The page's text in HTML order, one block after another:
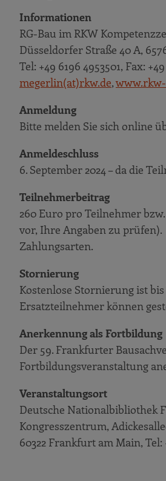
Informationen
RG-Bau im RKW
Düsseldorfer Straße 40 A,
Tel: +49 6196 4953501, Fax:
megerlin(at)rkw.de,
Anmeldung
Bitte melden Sie sich online
Anmeldeschluss
6. September 2024 – da die
Teilnehmerbeitrag
260 Euro pro Teilnehmer
vor, Ihre Angaben zu
Zahlungsarten.
Stornierung
Kostenlose Stornierung ist
Ersatzteilnehmer können
Anerkennung als Fortbildung
Der 59. Frankfurter
Fortbildungsveranstaltung
Veranstaltungsort
Deutsche Nationalbibliothek
Kongresszentrum,
60322 Frankfurt am Main, Tel: